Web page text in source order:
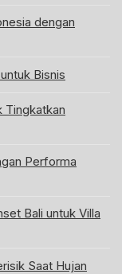
dengan
Bisnis
Tingkatkan
Performa
Bali untuk Villa
Saat Hujan